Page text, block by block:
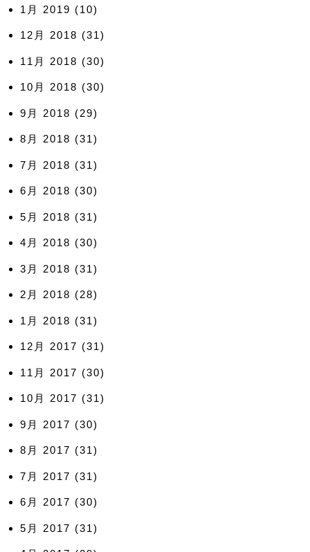
1月 2019 (10)
12月 2018 (31)
11月 2018 (30)
10月 2018 (30)
9月 2018 (29)
8月 2018 (31)
7月 2018 (31)
6月 2018 (30)
5月 2018 (31)
4月 2018 (30)
3月 2018 (31)
2月 2018 (28)
1月 2018 (31)
12月 2017 (31)
11月 2017 (30)
10月 2017 (31)
9月 2017 (30)
8月 2017 (31)
7月 2017 (31)
6月 2017 (30)
5月 2017 (31)